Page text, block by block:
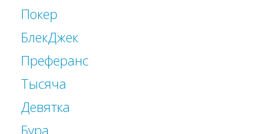
Покер
БлекДжек
Преферанс
Тысяча
Девятка
Бура